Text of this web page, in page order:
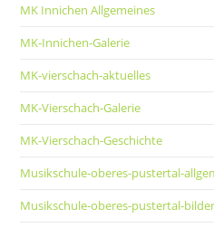
MK Innichen Allgemeines
MK-Innichen-Galerie
MK-vierschach-aktuelles
MK-Vierschach-Galerie
MK-Vierschach-Geschichte
Musikschule-oberes-pustertal-
Musikschule-oberes-pustertal-